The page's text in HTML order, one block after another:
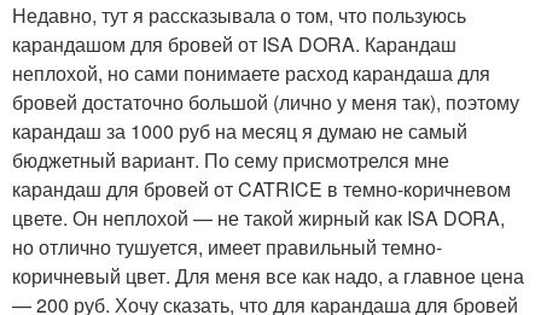
Недавно, тут я рассказывала о том, что пользуюсь
карандашом для бровей от ISA DORA. Карандаш
неплохой, но сами понимаете расход карандаша для
бровей достаточно большой (лично у меня так), поэтому
карандаш за 1000 руб на месяц я думаю не самый
бюджетный вариант. По сему присмотрелся мне
карандаш для бровей от CATRICE в темно-коричневом
цвете. Он неплохой — не такой жирный как ISA DORA,
но отлично тушуется, имеет правильный темно-
коричневый цвет. Для меня все как надо, а главное цена
— 200 руб. Хочу сказать, что для карандаша для бровей